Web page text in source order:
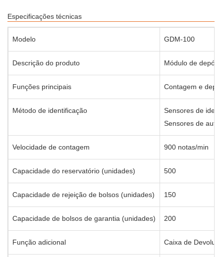
Especificações técnicas
Modelo GDM-100
Descrição do produto Módulo de
Funções principais Contagem e
Método de identificação
Sensores de
Sensores de
Velocidade de contagem 900 notas/min
Capacidade do reservatório (unidades) 500
Capacidade de rejeição de bolsos (unidades) 150
Capacidade de bolsos de garantia (unidades) 200
Função adicional Caixa de